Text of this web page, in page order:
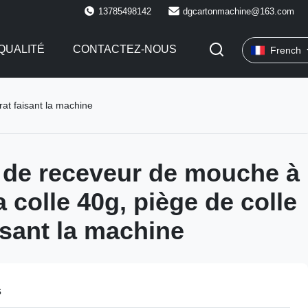
13785498142 dgcartonmachine@163.com
CONTACTEZ-NOUS French
faisant la machine
receveur de mouche à
colle 40g, piège de colle
la machine